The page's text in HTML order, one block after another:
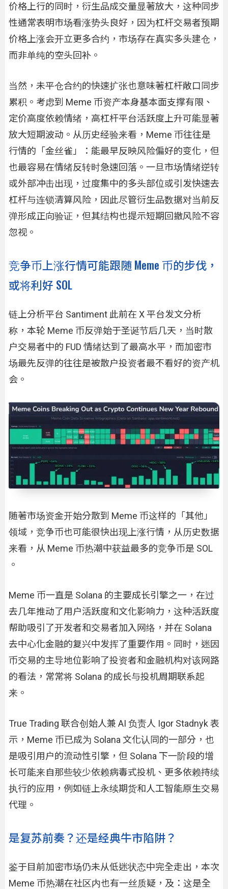
价格上行的同时，衍生品成交量显著放大，这种同步
性通常表明市场看涨势头良好，因为杠杆交易者预期
价格上涨会开立更多合约，市场存在真实多头建仓，
而非单纯的空头回补。
当然，未平仓合约的快速扩张也意味著杠杆敞口同步
累积。考虑到 Meme 币资产本身基本面支撑有限、
定价高度依赖情绪，高杠杆平台活跃度上升可能显著
放大短期波动。从历史经验来看，Meme 币往往是
行情的「金丝雀」：能最早反映风险偏好的变化，但
也最容易在情绪反转时急速回落。一旦市场情绪逆转
或外部冲击出现，过度集中的多头部位或引发快速去
杠杆与连锁清算风险，因此尽管衍生品数据对当前反
弹形成正向验证，但其结构也提示短期回撤风险不容
忽视。
竞争币上涨行情可能跟随 Meme 币的步伐，
或将利好 SOL
链上分析平台 Santiment 此前在 X 平台发文分析
称，本轮 Meme 币反弹始于圣诞节后几天，当时散
户交易者中的 FUD 情绪达到了最高水平，而加密市
场最先反弹的往往是被散户投资者最不看好的资产机
会。
随著市场资金开始分散到 Meme 币这样的「其他」
领域，竞争币也可能很快出现上涨行情，从历史数据
来看，从 Meme 币热潮中获益最多的竞争币是 SOL
。
Meme 币一直是 Solana 的主要成长引擎之一，在过
去几年推动了用户活跃度和文化影响力，这种活跃度
帮助吸引了开发者和交易者加入网络，并在 Solana
去中心化金融的复兴中发挥了重要作用。同时，迷因
币交易的主导地位影响了投资者和金融机构对该网路
的看法，常常将 Solana 的成长与投机周期联系起
来。
True Trading 联合创始人兼 AI 负责人 Igor Stadnyk 表
示，Meme 币已成为 Solana 文化认同的一部分，也
是吸引用户的流动性引擎，但 Solana 下一阶段的增
长可能来自那些较少依赖病毒式投机、更多依赖持续
执行的应用，例如链上永续期货和人工智能原生交易
代理。
是复苏前奏？还是经典牛市陷阱？
鉴于目前加密市场仍未从低迷状态中完全走出，本次
Meme 币热潮在社区内也有一丝质疑，及：这是全